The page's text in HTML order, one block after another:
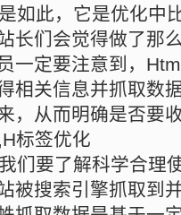
如此，它是优化中
长们会觉得做了那
一定要注意到，
相关信息并抓取数
，从而明确是否要
标签优化
要了解科学合理
被搜索引擎抓取到